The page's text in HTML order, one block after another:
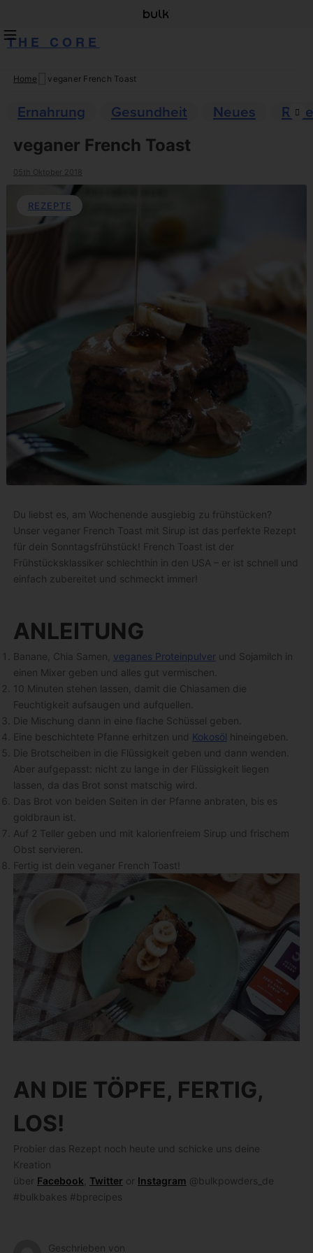
THE CORE
Skip
content
Home veganer French Toast
Ernahrung Gesundheit Neues
veganer French Toast
05th Oktober 2018
REZEPTE
Du liebst es, am Wochenende ausgiebig zu frühstücken?
Unser veganer French Toast mit Sirup ist das perfekte Rezept
für dein Sonntagsfrühstück! French Toast ist der
Frühstücksklassiker schlechthin in den USA – er ist schnell und
einfach zubereitet und schmeckt immer!
ANLEITUNG
Banane, Chia Samen, veganes Proteinpulverund Sojamilch in
einen Mixer geben und alles gut vermischen.
10 Minuten stehen lassen, damit die Chiasamen die
Feuchtigkeit aufsaugen und aufquellen.
Die Mischung dann in eine flache Schüssel geben.
Eine beschichtete Pfanne erhitzen und Kokosöl hineingeben.
Die Brotscheiben in die Flüssigkeit geben und dann wenden.
Aber aufgepasst: nicht zu lange in der Flüssigkeit liegen
lassen, da das Brot sonst matschig wird.
Das Brot von beiden Seiten in der Pfanne anbraten, bis es
goldbraun ist.
Auf 2 Teller geben und mit kalorienfreiem Sirup und frischem
Obst servieren.
Fertig ist dein veganer French Toast!
AN DIE TÖPFE, FERTIG,
LOS!
Probier das Rezept noch heute und schicke uns deine
Kreation
über Facebook Twitter or Instagram @bulkpowders_de
#bulkbakes #bprecipes
Geschrieben von